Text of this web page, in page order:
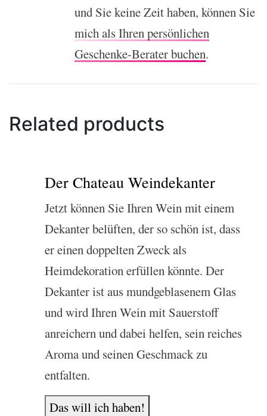
und Sie keine Zeit haben, können Sie
mich als Ihren persönlichen
Geschenke-Berater buchen.
Related products
Der Chateau Weindekanter
Jetzt können Sie Ihren Wein mit einem
Dekanter belüften, der so schön ist, dass
er einen doppelten Zweck als
Heimdekoration erfüllen könnte. Der
Dekanter ist aus mundgeblasenem Glas
und wird Ihren Wein mit Sauerstoff
anreichern und dabei helfen, sein reiches
Aroma und seinen Geschmack zu
entfalten.
Das will ich haben!